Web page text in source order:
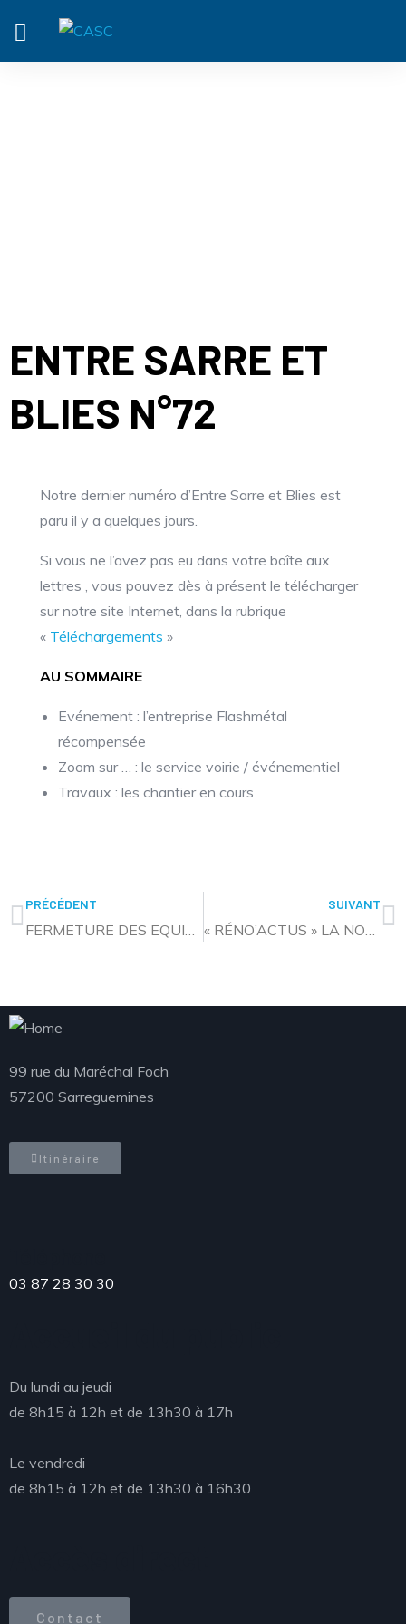
ENTRE SARRE ET
BLIES N°72
Notre dernier numéro d’Entre Sarre et Blies est
paru il y a quelques jours.
Si vous ne l’avez pas eu dans votre boîte aux
lettres , vous pouvez dès à présent le télécharger
sur notre site Internet, dans la rubrique
« Téléchargements »
AU SOMMAIRE
Evénement : l’entreprise Flashmétal
récompensée
Zoom sur … : le service voirie / événementiel
Travaux : les chantier en cours
PRÉCÉDENT
FERMETURE DES EQUIPEMENTS AQUATIQUES POUR NOËL
SUIVANT
« RÉNO’ACTUS » LA NOUVELLE NEWSLETTER EN MATIÈRE DE RÉNOVATION ÉNERGÉTIQUE
99 rue du Maréchal Foch
57200 Sarreguemines
Itinéraire
03 87 28 30 30
Du lundi au jeudi
de 8h15 à 12h et de 13h30 à 17h
Le vendredi
de 8h15 à 12h et de 13h30 à 16h30
Contact